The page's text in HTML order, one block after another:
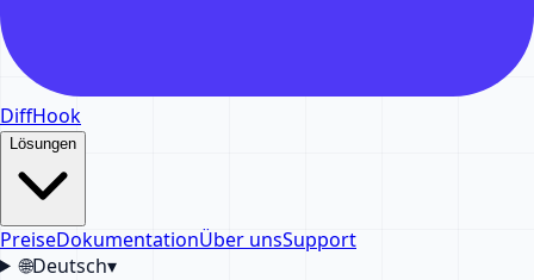
DiffHook
Lösungen
PreiseDokumentationÜber unsSupport
🌐Deutsch▾